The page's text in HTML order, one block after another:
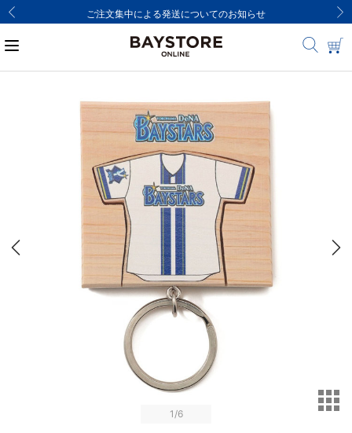
ご注文集中による発送についてのお知らせ
1/6